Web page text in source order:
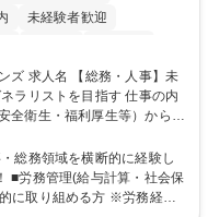
未経験者歓迎
土日祝休み 寮・社宅あり
】未
トを目指す 仕事の内
全衛生・福利厚生等）からお
へ守備範囲を広げ、組織運
生、健康経営推進等をお任せ
広く経験を積んでいただき
総務領域を横断的に経験し
保
に取り組める方 ※労務経験